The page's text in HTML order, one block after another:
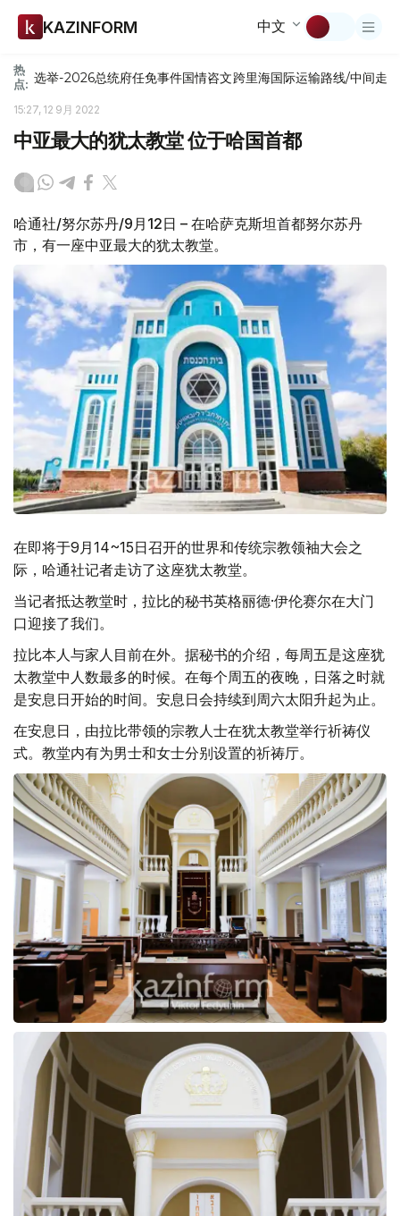
KAZINFORM 中文
热
点: 选举-2026总统府任免事件国情咨文跨里海国际运输路线/中间走廊
15:27, 12 9月 2022
中亚最大的犹太教堂 位于哈国首都
哈通社/努尔苏丹/9月12日 – 在哈萨克斯坦首都努尔苏丹
市，有一座中亚最大的犹太教堂。
在即将于9月14~15日召开的世界和传统宗教领袖大会之
际，哈通社记者走访了这座犹太教堂。
当记者抵达教堂时，拉比的秘书英格丽德·伊伦赛尔在大门
口迎接了我们。
拉比本人与家人目前在外。据秘书的介绍，每周五是这座犹
太教堂中人数最多的时候。在每个周五的夜晚，日落之时就
是安息日开始的时间。安息日会持续到周六太阳升起为止。
在安息日，由拉比带领的宗教人士在犹太教堂举行祈祷仪
式。教堂内有为男士和女士分别设置的祈祷厅。